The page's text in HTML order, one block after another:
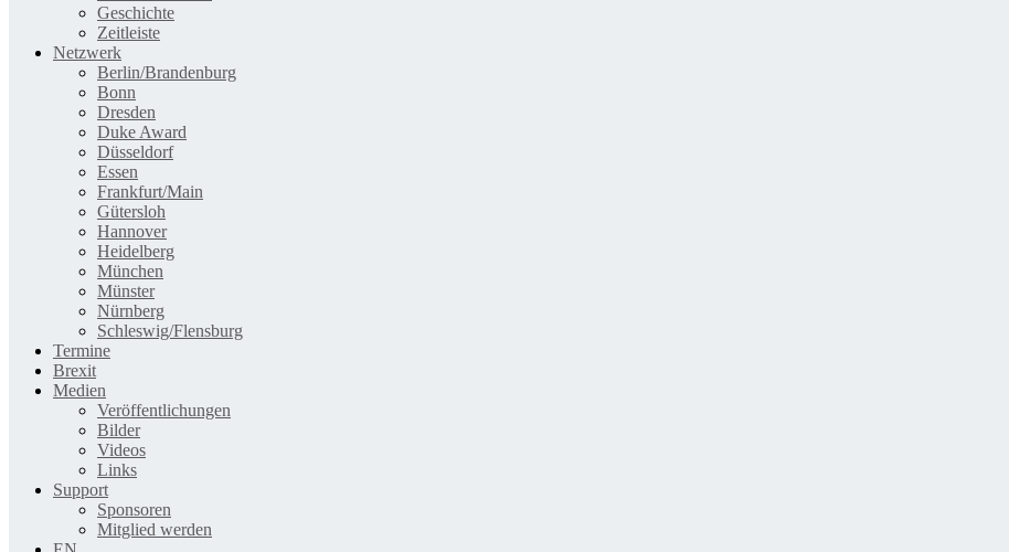
Geschichte
Zeitleiste
Netzwerk
Berlin/Brandenburg
Bonn
Dresden
Duke Award
Düsseldorf
Essen
Frankfurt/Main
Gütersloh
Hannover
Heidelberg
München
Münster
Nürnberg
Schleswig/Flensburg
Termine
Brexit
Medien
Veröffentlichungen
Bilder
Videos
Links
Support
Sponsoren
Mitglied werden